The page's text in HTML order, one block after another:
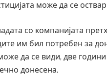
може да се
со компанијата
им бил потребен за
да се види, две
донесена.